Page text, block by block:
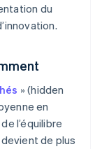
du
» (hidden
en
l’équilibre
de plus